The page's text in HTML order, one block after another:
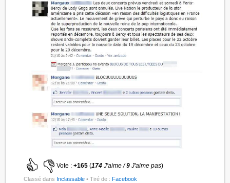
Vote :+165 (174J'aime /9 J'aime pas)
Classé dans Inclassable • Tiré de :Facebook